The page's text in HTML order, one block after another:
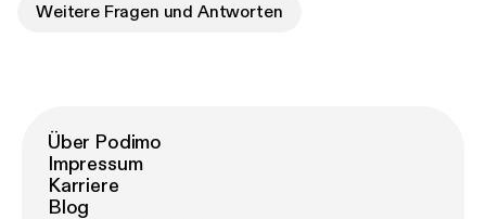
Weitere Fragen und Antworten
Über Podimo
Impressum
Karriere
Blog